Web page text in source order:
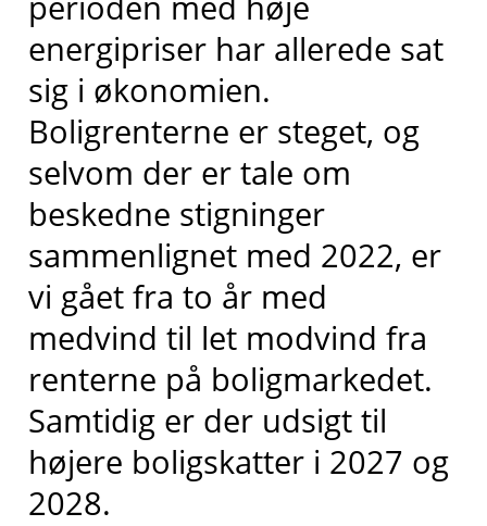
energipriser har allerede sat
sig i økonomien.
Boligrenterne er steget, og
selvom der er tale om
beskedne stigninger
sammenlignet med 2022, er
vi gået fra to år med
medvind til let modvind fra
renterne på boligmarkedet.
Samtidig er der udsigt til
højere boligskatter i 2027 og
2028.